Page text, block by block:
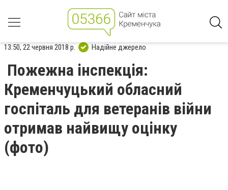
13:50, 22 червня 2018 р. Надійне джерело
Пожежна інспекція:
Кременчуцький обласний
госпіталь для ветеранів війни
отримав найвищу оцінку
(фото)